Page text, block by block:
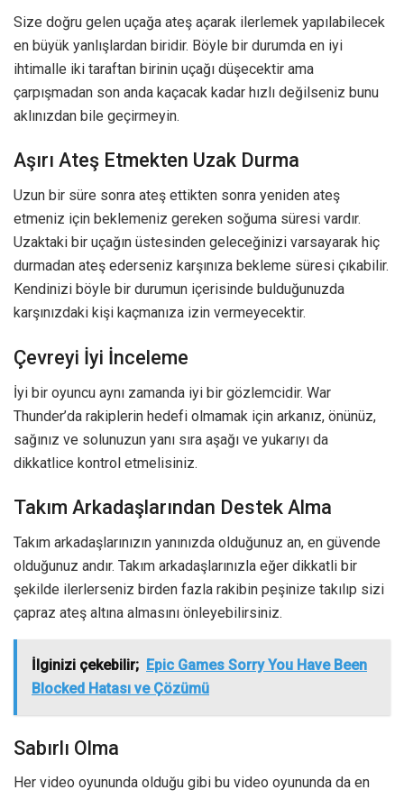
Size doğru gelen uçağa ateş açarak ilerlemek yapılabilecek
en büyük yanlışlardan biridir. Böyle bir durumda en iyi
ihtimalle iki taraftan birinin uçağı düşecektir ama
çarpışmadan son anda kaçacak kadar hızlı değilseniz bunu
aklınızdan bile geçirmeyin.
Aşırı Ateş Etmekten Uzak Durma
Uzun bir süre sonra ateş ettikten sonra yeniden ateş
etmeniz için beklemeniz gereken soğuma süresi vardır.
Uzaktaki bir uçağın üstesinden geleceğinizi varsayarak hiç
durmadan ateş ederseniz karşınıza bekleme süresi çıkabilir.
Kendinizi böyle bir durumun içerisinde bulduğunuzda
karşınızdaki kişi kaçmanıza izin vermeyecektir.
Çevreyi İyi İnceleme
İyi bir oyuncu aynı zamanda iyi bir gözlemcidir. War
Thunder’da rakiplerin hedefi olmamak için arkanız, önünüz,
sağınız ve solunuzun yanı sıra aşağı ve yukarıyı da
dikkatlice kontrol etmelisiniz.
Takım Arkadaşlarından Destek Alma
Takım arkadaşlarınızın yanınızda olduğunuz an, en güvende
olduğunuz andır. Takım arkadaşlarınızla eğer dikkatli bir
şekilde ilerlerseniz birden fazla rakibin peşinize takılıp sizi
çapraz ateş altına almasını önleyebilirsiniz.
İlginizi çekebilir; Epic Games Sorry You Have Been
Blocked Hatası ve Çözümü
Sabırlı Olma
Her video oyununda olduğu gibi bu video oyununda da en